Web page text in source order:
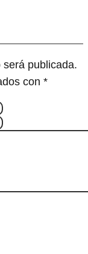
publicada.
con *